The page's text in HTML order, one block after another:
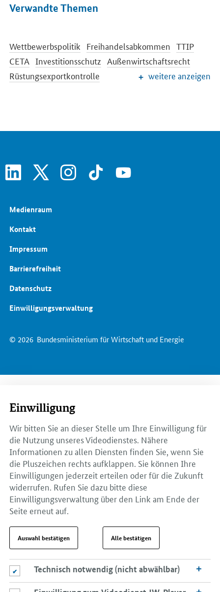
Verwandte Themen
Wettbewerbspolitik Freihandelsabkommen TTIP
CETA Investitionsschutz Außenwirtschaftsrecht
Rüstungsexportkontrolle
weitere anzeigen
linkedin instagram tiktok youtube
© 2026 Bundesministerium für Wirtschaft und Energie
Medienraum
Kontakt
Impressum
Barrierefreiheit
Datenschutz
Einwilligungsverwaltung
Einwilligung
Wir bitten Sie an dieser Stelle um Ihre Einwilligung für
die Nutzung unseres Videodienstes. Nähere
Informationen zu allen Diensten finden Sie, wenn Sie
die Pluszeichen rechts aufklappen. Sie können Ihre
Einwilligungen jederzeit erteilen oder für die Zukunft
widerrufen. Rufen Sie dazu bitte diese
Einwilligungsverwaltung über den Link am Ende der
Seite erneut auf.
Auswahl bestätigen Alle bestätigen
Technisch notwendig (nicht abwählbar)
Technisch notwendig (nicht abwählbar)